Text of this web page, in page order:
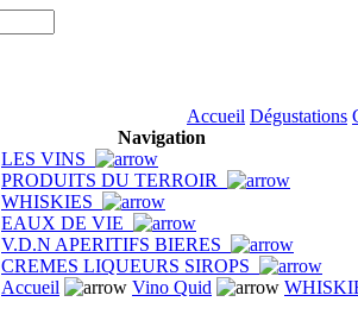
Accueil Dégustations
Navigation
LES VINS
PRODUITS DU TERROIR
WHISKIES
EAUX DE VIE
V.D.N APERITIFS BIERES
CREMES LIQUEURS SIROPS
Accueil
Vino Quid